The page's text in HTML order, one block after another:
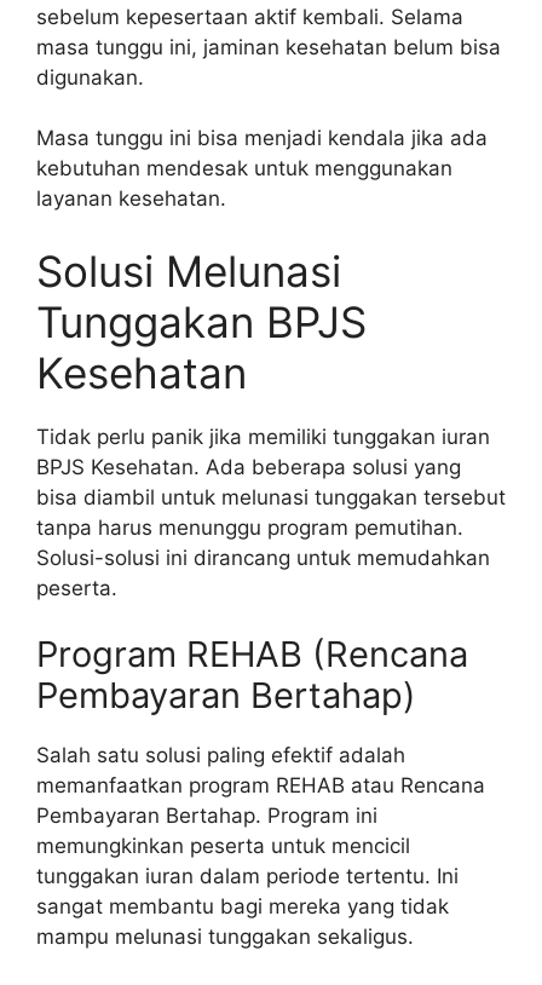
sebelum kepesertaan aktif kembali. Selama
masa tunggu ini, jaminan kesehatan belum bisa
digunakan.
Masa tunggu ini bisa menjadi kendala jika ada
kebutuhan mendesak untuk menggunakan
layanan kesehatan.
Solusi Melunasi
Tunggakan BPJS
Kesehatan
Tidak perlu panik jika memiliki tunggakan iuran
BPJS Kesehatan. Ada beberapa solusi yang
bisa diambil untuk melunasi tunggakan tersebut
tanpa harus menunggu program pemutihan.
Solusi-solusi ini dirancang untuk memudahkan
peserta.
Program REHAB (Rencana
Pembayaran Bertahap)
Salah satu solusi paling efektif adalah
memanfaatkan program REHAB atau Rencana
Pembayaran Bertahap. Program ini
memungkinkan peserta untuk mencicil
tunggakan iuran dalam periode tertentu. Ini
sangat membantu bagi mereka yang tidak
mampu melunasi tunggakan sekaligus.